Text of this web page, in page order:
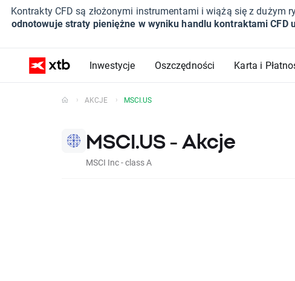
Kontrakty CFD są złożonymi instrumentami i wiążą się z
odnotowuje straty pieniężne w wyniku handlu kontraktami CFD
Inwestycje Oszczędności Karta i
AKCJE MSCI.US
MSCI.US - Akcje
MSCI Inc - class A